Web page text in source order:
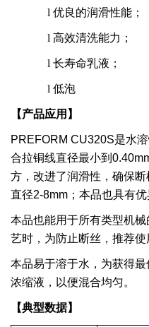
l 优良的润滑性能；
l 高效清洗能力；
l 长寿命乳液；
l 低泡
【产品应用】
PREFORM CU320S是水
合拉铜线直径最小到
方，改进了润滑性，确保
直径2-8mm ；本品也具有
本品也能用于所有类型机
艺时，为防止断丝，推荐使
本品易于溶于水，为获得
浓缩液，以便混合均匀。
【典型数据】